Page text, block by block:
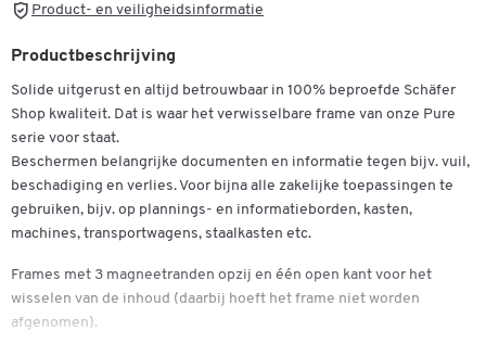
Product- en veiligheidsinformatie
Productbeschrijving
Solide uitgerust en altijd betrouwbaar in 100% beproefde Schäfer
Shop kwaliteit. Dat is waar het verwisselbare frame van onze Pure
serie voor staat.
Beschermen belangrijke documenten en informatie tegen bijv. vuil,
beschadiging en verlies. Voor bijna alle zakelijke toepassingen te
gebruiken, bijv. op plannings- en informatieborden, kasten,
machines, transportwagens, staalkasten etc.
Frames met 3 magneetranden opzij en één open kant voor het
wisselen van de inhoud (daarbij hoeft het frame niet worden
afgenomen).